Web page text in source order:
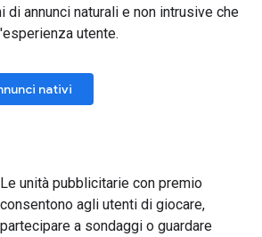
di annunci naturali e non intrusive che
utente.
nativi
Le unità pubblicitarie con premio
consentono agli utenti di giocare,
partecipare a sondaggi o guardare